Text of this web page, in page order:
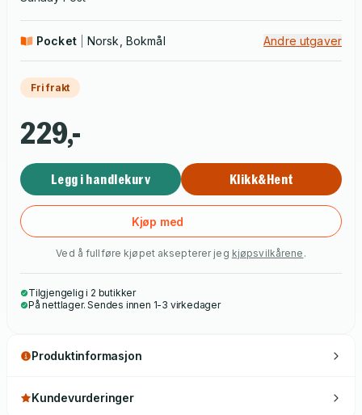
Pocket Norsk, Bokmål Andre utgaver
Fri frakt
229,-
Legg i handlekurv Klikk&Hent
Kjøp med
Ved å fullføre kjøpet aksepterer jeg kjøpsvilkårene .
Tilgjengelig i 2 butikker
På nettlager. Sendes innen 1-3 virkedager
Produktinformasjon
Kundevurderinger